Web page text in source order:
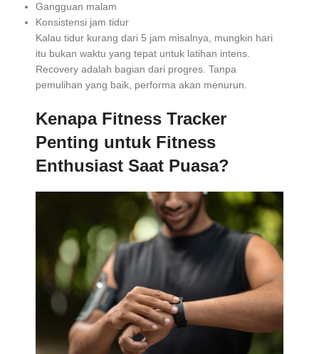
Gangguan malam
Konsistensi jam tidur
Kalau tidur kurang dari 5 jam misalnya, mungkin hari
itu bukan waktu yang tepat untuk latihan intens.
Recovery adalah bagian dari progres. Tanpa
pemulihan yang baik, performa akan menurun.
Kenapa Fitness Tracker
Penting untuk Fitness
Enthusiast Saat Puasa?